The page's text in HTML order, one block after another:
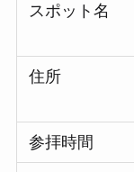
スポット名
住所
参拝時間